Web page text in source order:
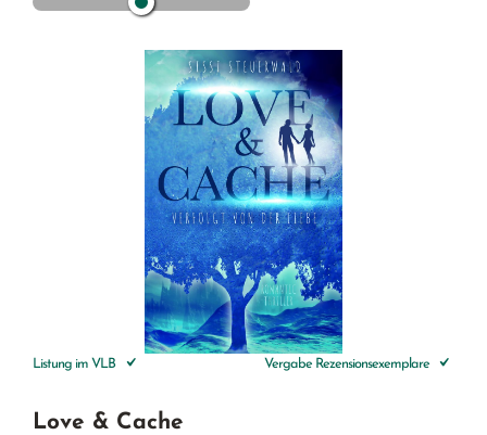
Listung im VLB Vergabe Rezensionsexemplare
Love & Cache